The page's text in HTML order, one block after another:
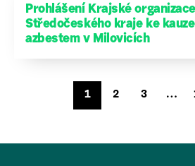
Prohlášení Krajské
Středočeského kraje ke
azbestem v Milovicích
Stránkování
1 2 3 …